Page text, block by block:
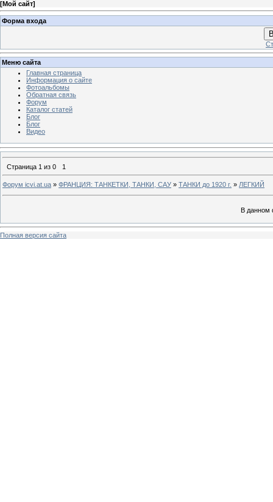
[Мой сайт]
Форма входа
Меню сайта
Главная страница
Информация о сайте
Фотоальбомы
Обратная связь
Форум
Каталог статей
Блог
Блог
Видео
Страница 1 из 0 1
Форум icvi.at.ua » ФРАНЦИЯ: ТАНКЕТКИ, ТАНКИ, САУ » ТАНКИ до 1920 г. » ЛЕГКИЙ
В данном
Полная версия сайта